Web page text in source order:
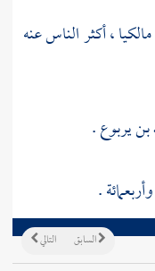
، أكثر الناس عنه
يربوع.
.
التالي السابق